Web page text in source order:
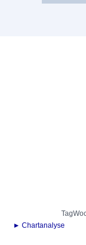
Tag
► Chartanalyse